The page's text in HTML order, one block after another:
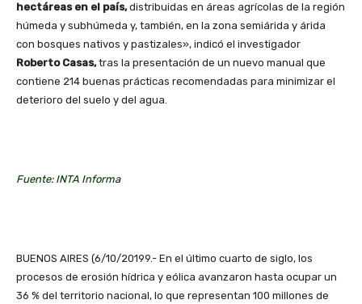
hectáreas en el país,distribuidas en áreas agrícolas de la región
húmeda y subhúmeda y, también, en la zona semiárida y árida
con bosques nativos y pastizales», indicó el investigador
Roberto Casas,tras la presentación de un nuevo manual que
contiene 214 buenas prácticas recomendadas para minimizar el
deterioro del suelo y del agua.
Fuente: INTA Informa
BUENOS AIRES (6/10/20199.- En el último cuarto de siglo, los
procesos de erosión hídrica y eólica avanzaron hasta ocupar un
36 % del territorio nacional, lo que representan 100 millones de